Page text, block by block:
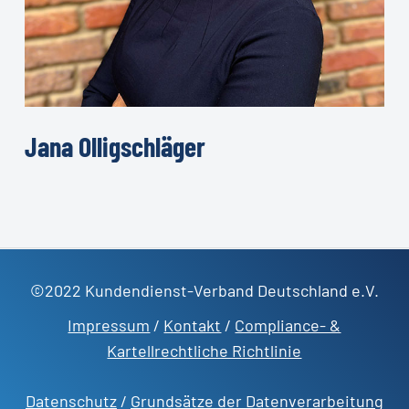
JanaOlligschläger
©2022 Kundendienst-Verband Deutschland e.V.
Impressum / Kontakt / Compliance- &
Kartellrechtliche Richtlinie
Datenschutz/ Grundsätze der Datenverarbeitung